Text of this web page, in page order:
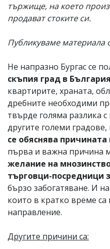
тържище, на което
продават стоките си.
Публикуваме материала
Не напразно Бургас се
скъпия град в
квартирите, храната,
дребните необходими
твърде голяма разлика
другите големи
се обяснява
първа и важна причина
желание на
търговци-посредници
бързо забогатяване. И
които в кратко време са
направление.
Другите причини са: